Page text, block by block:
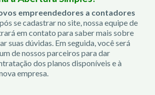
empreendedores a contadores
se cadastrar no site, nossa equipe de
em contato para saber mais sobre
suas dúvidas. Em seguida, você será
de nossos parceiros para dar
dos planos disponíveis e à
empresa.